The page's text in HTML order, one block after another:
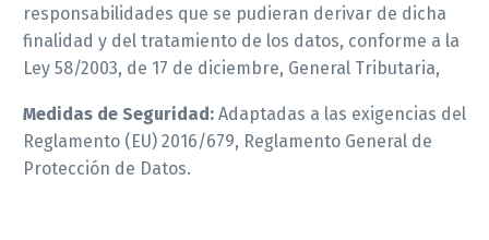
responsabilidades que se pudieran derivar de dicha
finalidad y del tratamiento de los datos, conforme a la
Ley 58/2003, de 17 de diciembre, General Tributaria,
Medidas de Seguridad: Adaptadas a las exigencias del
Reglamento (EU) 2016/679, Reglamento General de
Protección de Datos.